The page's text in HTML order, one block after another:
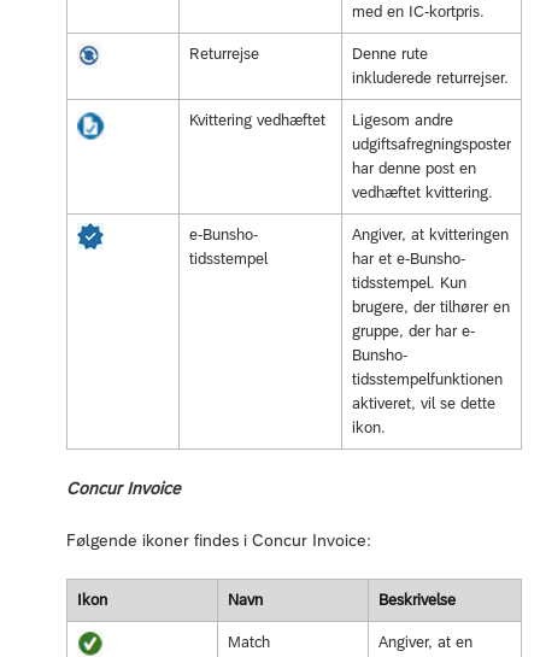
med en IC-kortpris.
Returrejse
Denne rute
inkluderede returrejser.
Kvittering vedhæftet
Ligesom andre
udgiftsafregningsposter
har denne post en
vedhæftet kvittering.
e-Bunsho-
tidsstempel
Angiver, at kvitteringen
har et e-Bunsho-
tidsstempel. Kun
brugere, der tilhører en
gruppe, der har e-
Bunsho-
tidsstempelfunktionen
aktiveret, vil se dette
ikon.
Concur Invoice
Følgende ikoner findes i Concur Invoice:
Ikon Navn Beskrivelse
Match
Angiver, at en